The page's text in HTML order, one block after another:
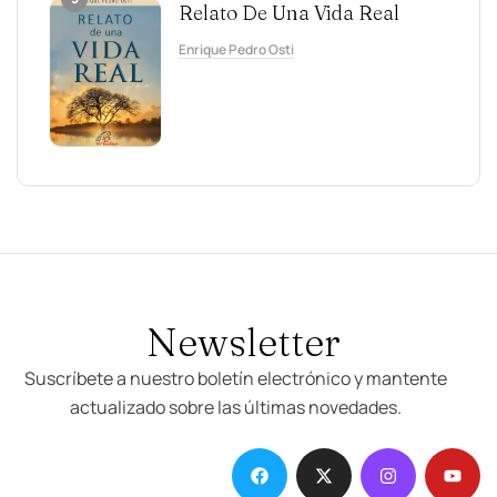
Relato De Una Vida Real
Enrique Pedro Osti
Newsletter
Suscríbete a nuestro boletín electrónico y mantente
actualizado sobre las últimas novedades.